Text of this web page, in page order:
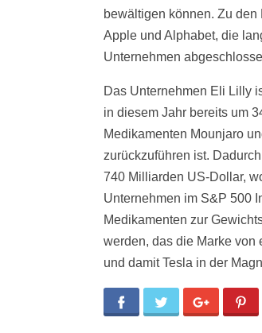
bewältigen können. Zu
Apple und Alphabet, die
Unternehmen
Das Unternehmen Eli Lilly
in diesem Jahr bereits um
Medikamenten Mounjaro
zurückzuführen ist.
740 Milliarden US-Dollar,
Unternehmen im S&P 500
Medikamenten zur
werden, das die Marke
und damit Tesla in der
Facebook Twitter Google+